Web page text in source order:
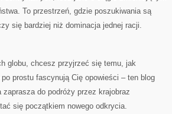
To przestrzeń, gdzie poszukiwania są
się bardziej niż dominacja jednej racji.
globu, chcesz przyjrzeć się temu, jak
prostu fascynują Cię opowieści – ten blog
zaprasza do podróży przez krajobraz
się początkiem nowego odkrycia.